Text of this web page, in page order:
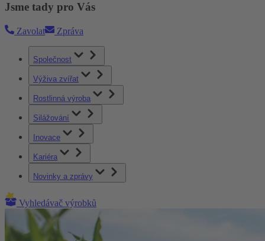
Jsme tady pro Vás
Zavolat Zpráva
Společnost
Výživa zvířat
Rostlinná výroba
Silážování
Inovace
Kariéra
Novinky a zprávy
Vyhledávač výrobků